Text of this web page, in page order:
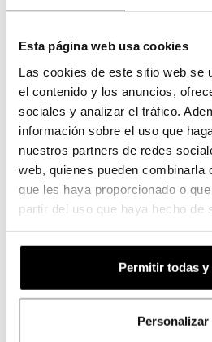
Esta página web usa cookies
Las cookies de este sitio web se
el contenido y los anuncios,
sociales y analizar el tráfico.
información sobre el uso que
nuestros partners de redes
web, quienes pueden combinarla
que les haya proporcionado o
partir del uso que haya hecho de
Permitir todas y
Personalizar
Caveat: sensación
Referencias de autor
Úsalas en...
Impacto y energía con
experimentales
display bold y
pensadas para captar la
tipografías con mucha
ideales para diseños que